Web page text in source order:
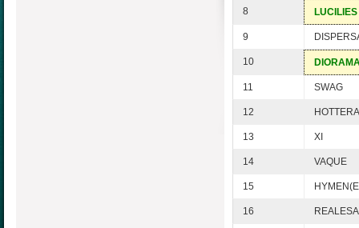
8 LUCILIES
9
10
11 SWAG
12
13 XI
14 VAQUE
15
16